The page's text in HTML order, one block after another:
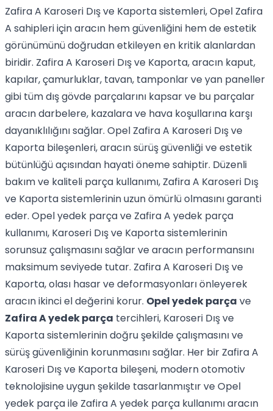
Zafira A Karoseri Dış ve Kaporta sistemleri, Opel Zafira
A sahipleri için aracın hem güvenliğini hem de estetik
görünümünü doğrudan etkileyen en kritik alanlardan
biridir. Zafira A Karoseri Dış ve Kaporta, aracın kaput,
kapılar, çamurluklar, tavan, tamponlar ve yan paneller
gibi tüm dış gövde parçalarını kapsar ve bu parçalar
aracın darbelere, kazalara ve hava koşullarına karşı
dayanıklılığını sağlar. Opel Zafira A Karoseri Dış ve
Kaporta bileşenleri, aracın sürüş güvenliği ve estetik
bütünlüğü açısından hayati öneme sahiptir. Düzenli
bakım ve kaliteli parça kullanımı, Zafira A Karoseri Dış
ve Kaporta sistemlerinin uzun ömürlü olmasını garanti
eder. Opel yedek parça ve Zafira A yedek parça
kullanımı, Karoseri Dış ve Kaporta sistemlerinin
sorunsuz çalışmasını sağlar ve aracın performansını
maksimum seviyede tutar. Zafira A Karoseri Dış ve
Kaporta, olası hasar ve deformasyonları önleyerek
aracın ikinci el değerini korur. Opel yedek parça ve
Zafira A yedek parça tercihleri, Karoseri Dış ve
Kaporta sistemlerinin doğru şekilde çalışmasını ve
sürüş güvenliğinin korunmasını sağlar. Her bir Zafira A
Karoseri Dış ve Kaporta bileşeni, modern otomotiv
teknolojisine uygun şekilde tasarlanmıştır ve Opel
yedek parça ile Zafira A yedek parça kullanımı aracın